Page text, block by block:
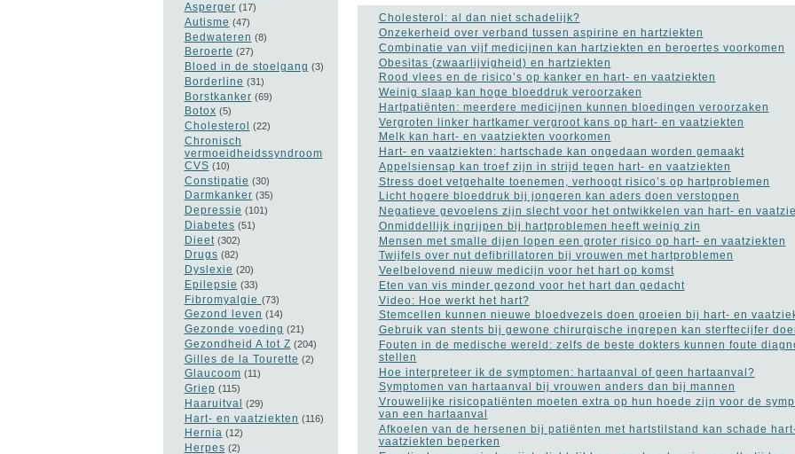
Asperger (17)
Autisme (47)
Bedwateren (8)
Beroerte (27)
Bloed in de stoelgang (3)
Borderline (31)
Borstkanker (69)
Botox (5)
Cholesterol (22)
Chronisch
vermoeidheidssyndroom
CVS (10)
Constipatie (30)
Darmkanker (35)
Depressie (101)
Diabetes (51)
Dieet (302)
Drugs (82)
Dyslexie (20)
Epilepsie (33)
Fibromyalgie (73)
Gezond leven (14)
Gezonde voeding (21)
Gezondheid A tot Z (204)
Gilles de la Tourette (2)
Glaucoom (11)
Griep (115)
Haaruitval (29)
Hart- en vaatziekten (116)
Hernia (12)
Herpes (2)
Cholesterol: al dan niet schadelijk?
Onzekerheid over verband tussen aspirine en hartziekten
Combinatie van vijf medicijnen kan hartziekten en beroertes voorkomen
Obesitas (zwaarlijvigheid) en hartziekten
Rood vlees en de risico’s op kanker en hart- en vaatziekten
Weinig slaap kan hoge bloeddruk veroorzaken
Hartpatiënten: meerdere medicijnen kunnen bloedingen veroorzaken
Vergroten linker hartkamer vergroot kans op hart- en vaatziekten
Melk kan hart- en vaatziekten voorkomen
Hart- en vaatziekten: hartschade kan ongedaan worden gemaakt
Appelsiensap kan troef zijn in strijd tegen hart- en vaatziekten
Stress doet vetgehalte toenemen, verhoogt risico’s op hartproblemen
Licht hogere bloeddruk bij jongeren kan aders doen verstoppen
Negatieve gevoelens zijn slecht voor het ontwikkelen van hart- en
Onmiddellijk ingrijpen bij hartproblemen heeft weinig zin
Mensen met smalle dijen lopen een groter risico op hart- en vaatziekten
Twijfels over nut defibrillatoren bij vrouwen met hartproblemen
Veelbelovend nieuw medicijn voor het hart op komst
Eten van vis minder gezond voor het hart dan gedacht
Video: Hoe werkt het hart?
Stemcellen kunnen nieuwe bloedvezels doen groeien bij hart- en
Gebruik van stents bij gewone chirurgische ingrepen kan sterftecijfer
Fouten in de medische wereld: zelfs de beste dokters kunnen foute
stellen
Hoe interpreteer ik de symptomen: hartaanval of geen hartaanval?
Symptomen van hartaanval bij vrouwen anders dan bij mannen
Vrouwelijke risicopatiënten moeten extra op hun hoede zijn voor de
van een hartaanval
Afkoelen van de hersenen bij patiënten met hartstilstand kan schade
vaatziekten beperken